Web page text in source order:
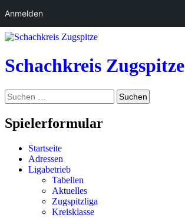
Anmelden
Zum
springen
Schachkreis Zugspitze
Suchen
Suchen
nach:
Spielerformular
Startseite
Adressen
Ligabetrieb
Tabellen
Aktuelles
Zugspitzliga
Kreisklasse